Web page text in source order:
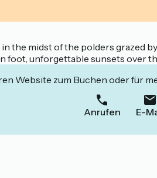
the midst of the polders grazed
foot, unforgettable sunsets
Website zum Buchen oder für
Anrufen E-